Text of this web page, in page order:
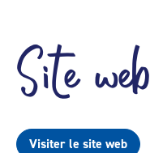
Site web
Visiter le site web